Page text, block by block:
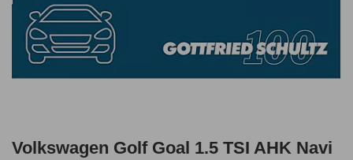
Volkswagen Golf Goal 1.5 TSI AHK Navi